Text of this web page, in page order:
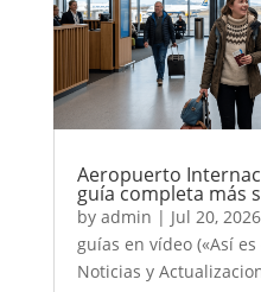
Aeropuerto
guía completa más
by admin | Jul 20, 2026
guías en vídeo («Así
Noticias y